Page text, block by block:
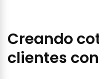
Creando
clientes